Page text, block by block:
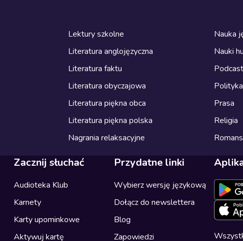
Lektury szkolne
Literatura anglojęzyczna
Literatura faktu
Literatura obyczajowa
Literatura piękna obca
Literatura piękna polska
Nagrania relaksacyjne
Nauka
Nauki
Polityka
Prasa
Religia
Romans
Zacznij słuchać
Audioteka Klub
Karnety
Karty upominkowe
Aktywuj kartę
Przydatne linki
Wybierz wersję językową
Dołącz do newslettera
Blog
Zapowiedzi